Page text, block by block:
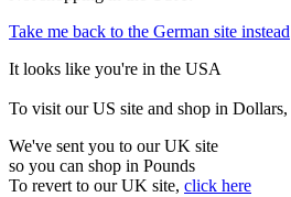
Take me back to the German site instead
It looks like you're in the USA
To visit our US site and shop in Dollars,
We've sent you to our UK site
so you can shop in Pounds
To revert to our UK site, click here